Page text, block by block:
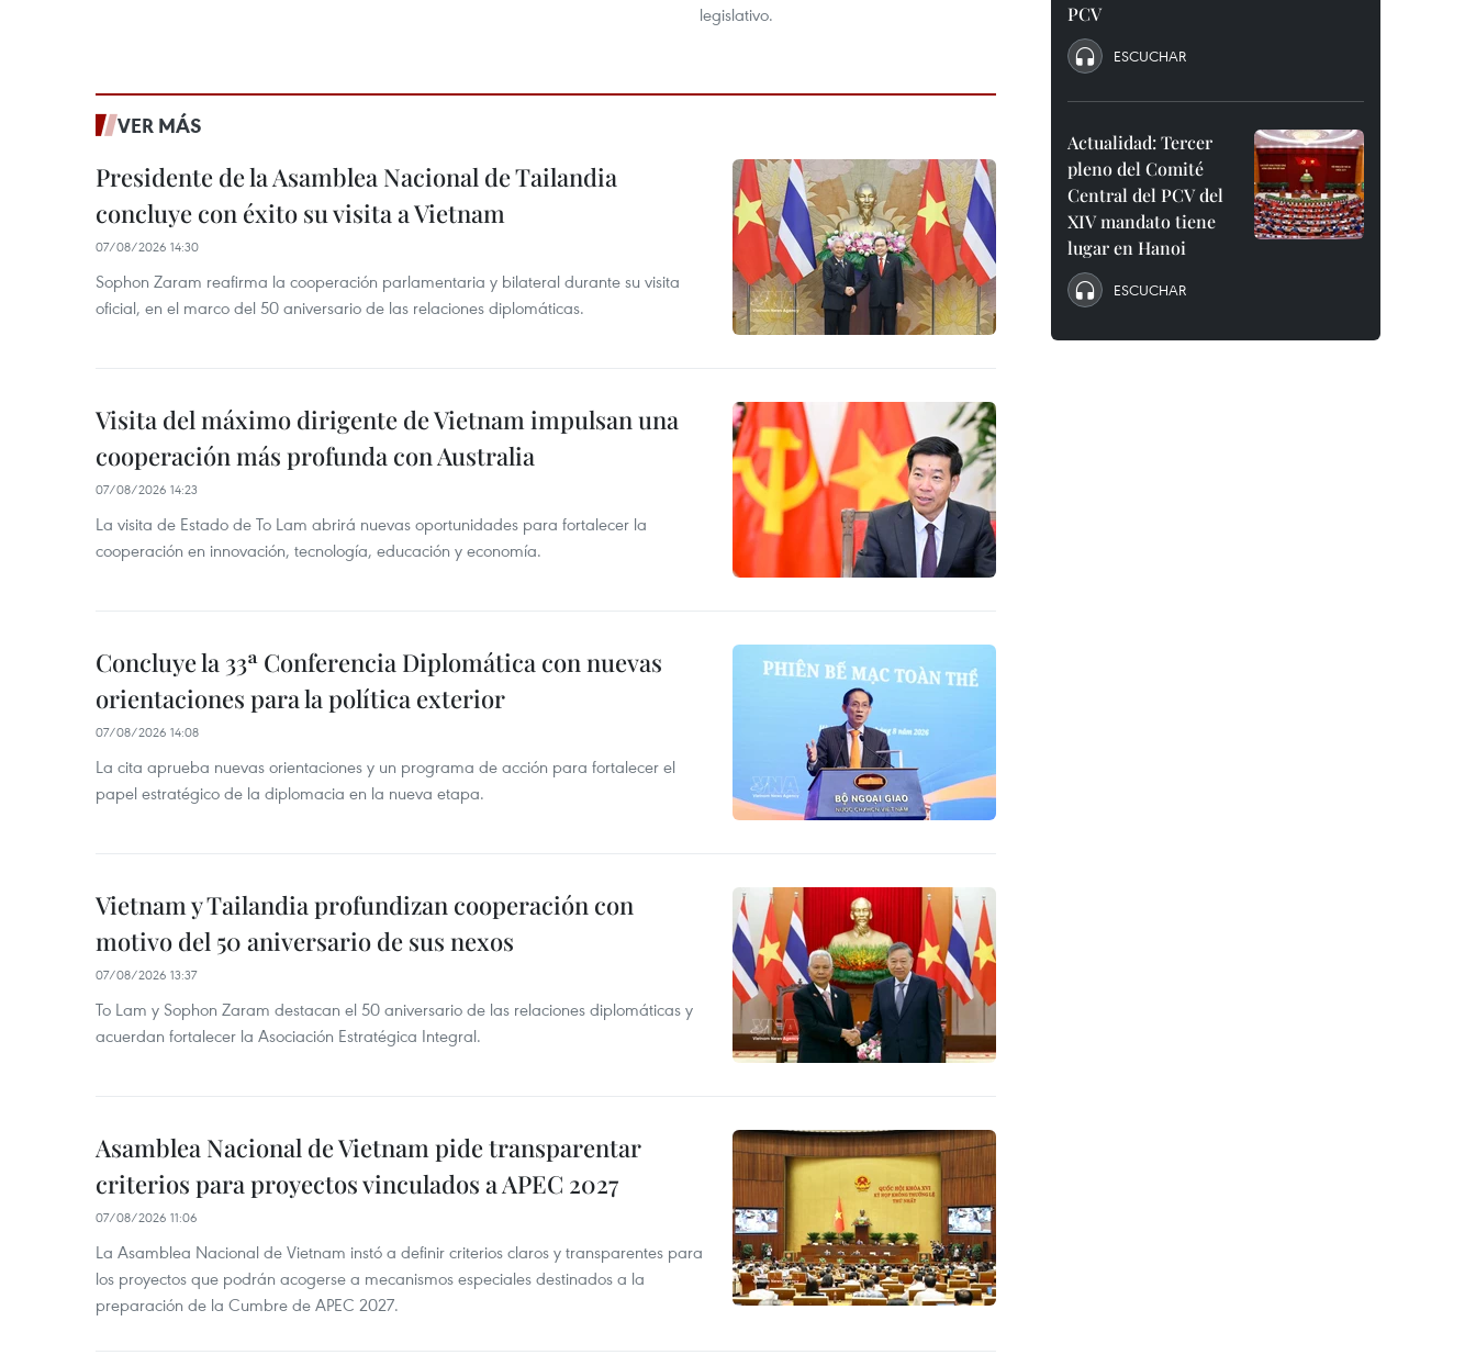
legislativo.
VER MÁS
Presidente de la Asamblea Nacional de Tailandia
concluye con éxito su visita a Vietnam
07/08/2026 14:30
Sophon Zaram reafirma la cooperación parlamentaria y bilateral durante su visita
oficial, en el marco del 50 aniversario de las relaciones diplomáticas.
Visita del máximo dirigente de Vietnam impulsan una
cooperación más profunda con Australia
07/08/2026 14:23
La visita de Estado de To Lam abrirá nuevas oportunidades para fortalecer la
cooperación en innovación, tecnología, educación y economía.
Concluye la 33ª Conferencia Diplomática con nuevas
orientaciones para la política exterior
07/08/2026 14:08
La cita aprueba nuevas orientaciones y un programa de acción para fortalecer el
papel estratégico de la diplomacia en la nueva etapa.
Vietnam y Tailandia profundizan cooperación con
motivo del 50 aniversario de sus nexos
07/08/2026 13:37
To Lam y Sophon Zaram destacan el 50 aniversario de las relaciones diplomáticas y
acuerdan fortalecer la Asociación Estratégica Integral.
Asamblea Nacional de Vietnam pide transparentar
criterios para proyectos vinculados a APEC 2027
07/08/2026 11:06
La Asamblea Nacional de Vietnam instó a definir criterios claros y transparentes para
los proyectos que podrán acogerse a mecanismos especiales destinados a la
preparación de la Cumbre de APEC 2027.
PCV
ESCUCHAR
Actualidad: Tercer
pleno del Comité
Central del PCV del
XIV mandato tiene
lugar en Hanoi
ESCUCHAR